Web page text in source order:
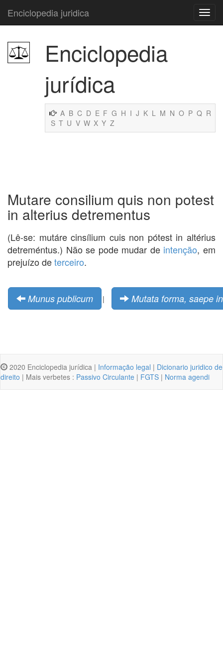
Enciclopedia juridica
Enciclopedia
jurídica
A B C D E F G H I J K L M N O P Q R
S T U V W X Y Z
Mutare consilium quis non potest
in alterius detrementus
(Lê-se: mutáre cinsílium cuis non pótest in altérius
detreméntus.) Não se pode mudar de intenção, em
prejuízo deterceiro.
Munus publicum | Mutata forma, saepe
2020 Enciclopedia jurídica | Informação legal | Dicionario juridico de
direito | Mais verbetes : Passivo Circulante | FGTS | Norma agendi